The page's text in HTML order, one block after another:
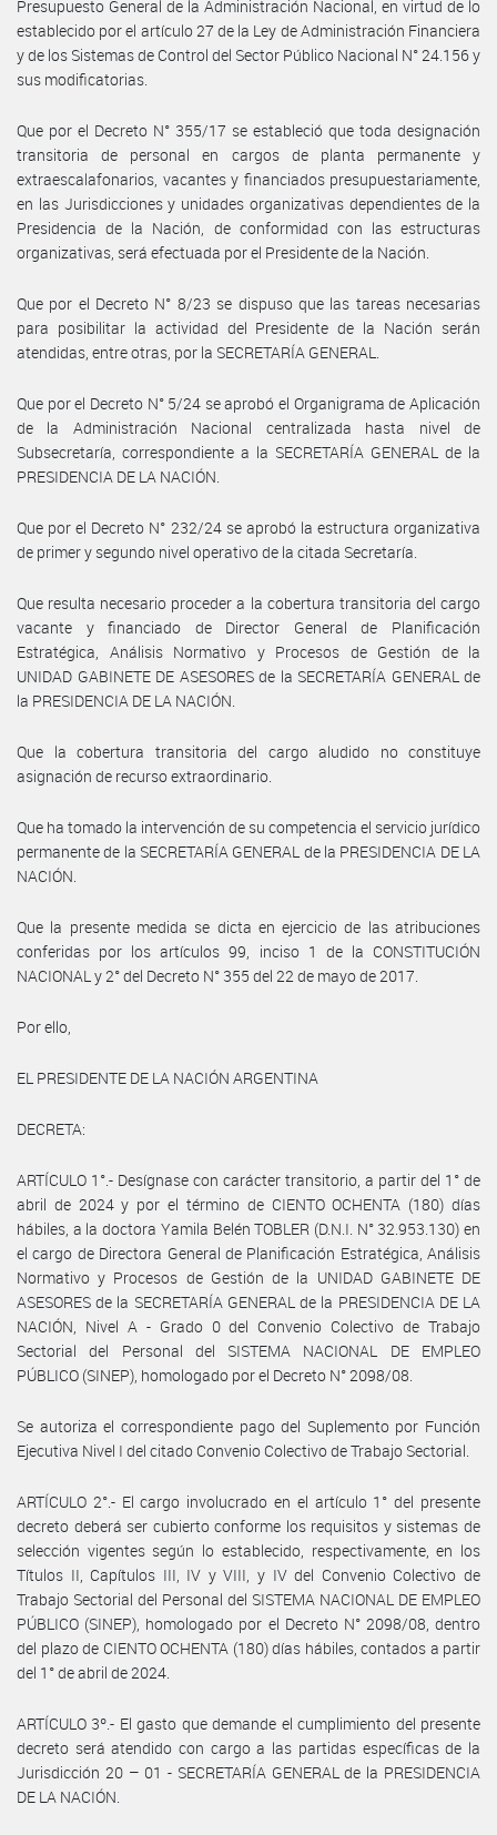
Presupuesto General de la Administración Nacional, en virtud de lo
establecido por el artículo 27 de la Ley de Administración Financiera
y de los Sistemas de Control del Sector Público Nacional N° 24.156 y
sus modificatorias.
Que por el Decreto N° 355/17 se estableció que toda designación
transitoria de personal en cargos de planta permanente y
extraescalafonarios, vacantes y financiados presupuestariamente,
en las Jurisdicciones y unidades organizativas dependientes de la
Presidencia de la Nación, de conformidad con las estructuras
organizativas, será efectuada por el Presidente de la Nación.
Que por el Decreto N° 8/23 se dispuso que las tareas necesarias
para posibilitar la actividad del Presidente de la Nación serán
atendidas, entre otras, por la SECRETARÍA GENERAL.
Que por el Decreto N° 5/24 se aprobó el Organigrama de Aplicación
de la Administración Nacional centralizada hasta nivel de
Subsecretaría, correspondiente a la SECRETARÍA GENERAL de la
PRESIDENCIA DE LA NACIÓN.
Que por el Decreto N° 232/24 se aprobó la estructura organizativa
de primer y segundo nivel operativo de la citada Secretaría.
Que resulta necesario proceder a la cobertura transitoria del cargo
vacante y financiado de Director General de Planificación
Estratégica, Análisis Normativo y Procesos de Gestión de la
UNIDAD GABINETE DE ASESORES de la SECRETARÍA GENERAL de
la PRESIDENCIA DE LA NACIÓN.
Que la cobertura transitoria del cargo aludido no constituye
asignación de recurso extraordinario.
Que ha tomado la intervención de su competencia el servicio jurídico
permanente de la SECRETARÍA GENERAL de la PRESIDENCIA DE LA
NACIÓN.
Que la presente medida se dicta en ejercicio de las atribuciones
conferidas por los artículos 99, inciso 1 de la CONSTITUCIÓN
NACIONAL y 2° del Decreto N° 355 del 22 de mayo de 2017.
Por ello,
EL PRESIDENTE DE LA NACIÓN ARGENTINA
DECRETA:
ARTÍCULO 1°.- Desígnase con carácter transitorio, a partir del 1° de
abril de 2024 y por el término de CIENTO OCHENTA (180) días
hábiles, a la doctora Yamila Belén TOBLER (D.N.I. N° 32.953.130) en
el cargo de Directora General de Planificación Estratégica, Análisis
Normativo y Procesos de Gestión de la UNIDAD GABINETE DE
ASESORES de la SECRETARÍA GENERAL de la PRESIDENCIA DE LA
NACIÓN, Nivel A - Grado 0 del Convenio Colectivo de Trabajo
Sectorial del Personal del SISTEMA NACIONAL DE EMPLEO
PÚBLICO (SINEP), homologado por el Decreto N° 2098/08.
Se autoriza el correspondiente pago del Suplemento por Función
Ejecutiva Nivel I del citado Convenio Colectivo de Trabajo Sectorial.
ARTÍCULO 2°.- El cargo involucrado en el artículo 1° del presente
decreto deberá ser cubierto conforme los requisitos y sistemas de
selección vigentes según lo establecido, respectivamente, en los
Títulos II, Capítulos III, IV y VIII, y IV del Convenio Colectivo de
Trabajo Sectorial del Personal del SISTEMA NACIONAL DE EMPLEO
PÚBLICO (SINEP), homologado por el Decreto N° 2098/08, dentro
del plazo de CIENTO OCHENTA (180) días hábiles, contados a partir
del 1° de abril de 2024.
ARTÍCULO 3º.- El gasto que demande el cumplimiento del presente
decreto será atendido con cargo a las partidas específicas de la
Jurisdicción 20 – 01 - SECRETARÍA GENERAL de la PRESIDENCIA
DE LA NACIÓN.